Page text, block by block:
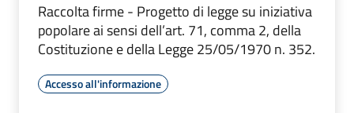
Raccolta firme - Progetto di legge su iniziativa
popolare ai sensi dell’art. 71, comma 2, della
Costituzione e della Legge 25/05/1970 n. 352.
Accesso all'informazione